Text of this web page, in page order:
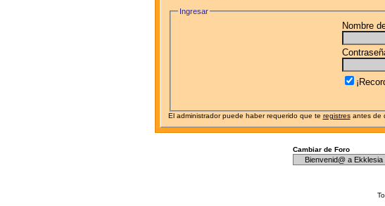
Ingresar
Nombre
El administrador puede haber requerido que te registresantes de
Cambiar de Foro